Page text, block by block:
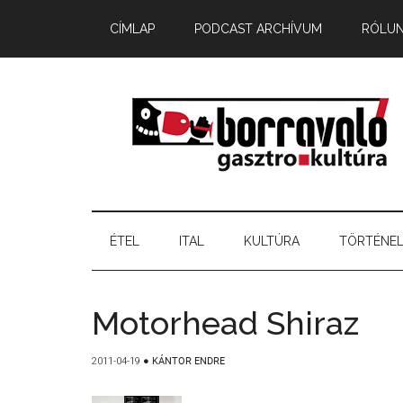
CÍMLAP PODCAST ARCHÍVUM
ÉTEL ITAL KULTÚRA
Motorhead Shiraz
2011-04-19 ● KÁNTOR ENDRE